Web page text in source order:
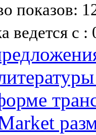
показов:
ведется с